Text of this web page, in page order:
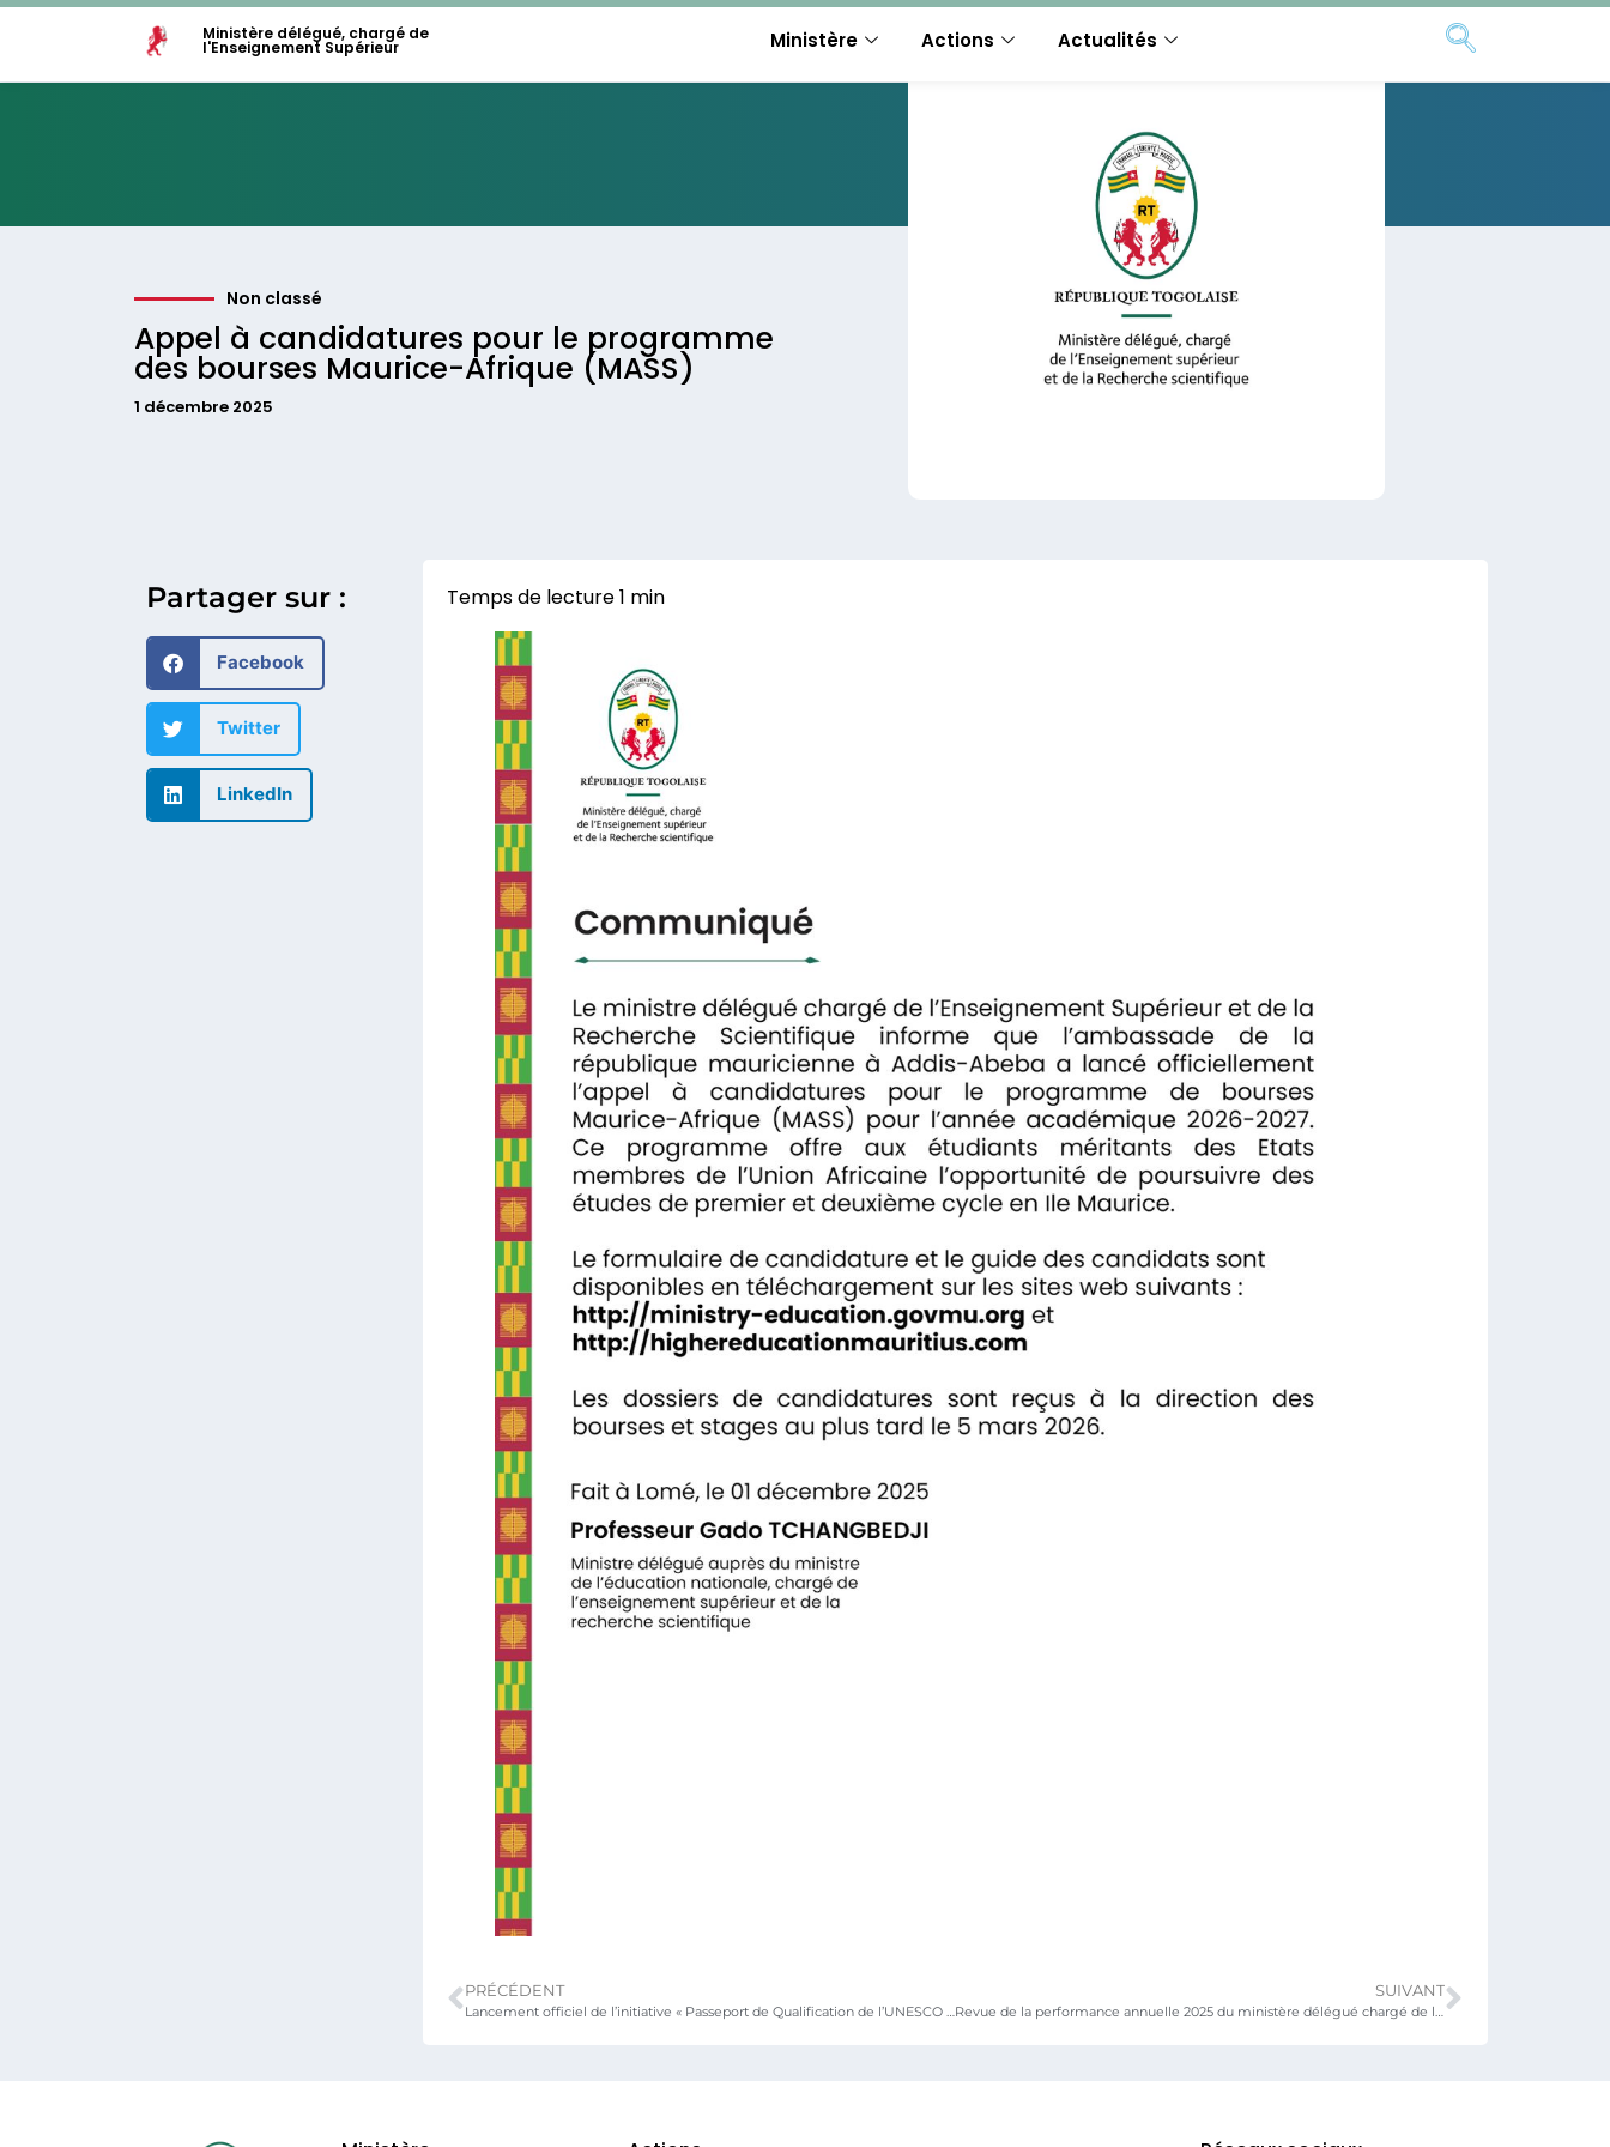
Ministère délégué, chargé de
l'Enseignement Supérieur Ministère Actions Actualités
Non classé
Appel à candidatures pour le programme
des bourses Maurice-Afrique (MASS)
1 décembre 2025
Partager sur :
Facebook
Twitter
LinkedIn
PRÉCÉDENT
Lancement officiel de l’initiative « Passeport de Qualification de l’UNESCO (UQP) » au Togo
SUIVANT
Revue de la performance annuelle 2025 du ministère délégué chargé de l’Enseignement supérieur et de la Recherche scientifique